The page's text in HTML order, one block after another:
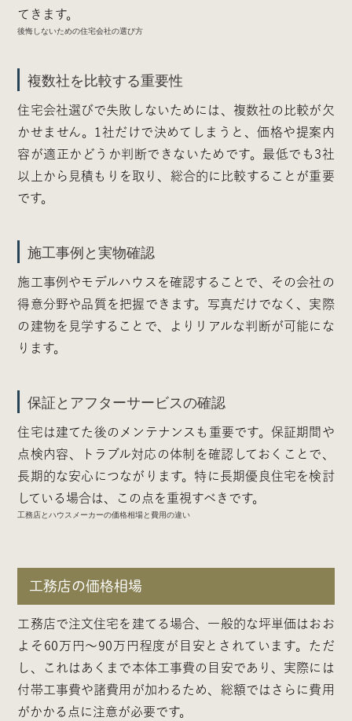
てきます。
後悔しないための住宅会社の選び方
複数社を比較する重要性
住宅会社選びで失敗しないためには、複数社の比較が欠
かせません。1社だけで決めてしまうと、価格や提案内
容が適正かどうか判断できないためです。最低でも3社
以上から見積もりを取り、総合的に比較することが重要
です。
施工事例と実物確認
施工事例やモデルハウスを確認することで、その会社の
得意分野や品質を把握できます。写真だけでなく、実際
の建物を見学することで、よりリアルな判断が可能にな
ります。
保証とアフターサービスの確認
住宅は建てた後のメンテナンスも重要です。保証期間や
点検内容、トラブル対応の体制を確認しておくことで、
長期的な安心につながります。特に長期優良住宅を検討
している場合は、この点を重視すべきです。
工務店とハウスメーカーの価格相場と費用の違い
工務店の価格相場
工務店で注文住宅を建てる場合、一般的な坪単価はおお
よそ60万円〜90万円程度が目安とされています。ただ
し、これはあくまで本体工事費の目安であり、実際には
付帯工事費や諸費用が加わるため、総額ではさらに費用
がかかる点に注意が必要です。